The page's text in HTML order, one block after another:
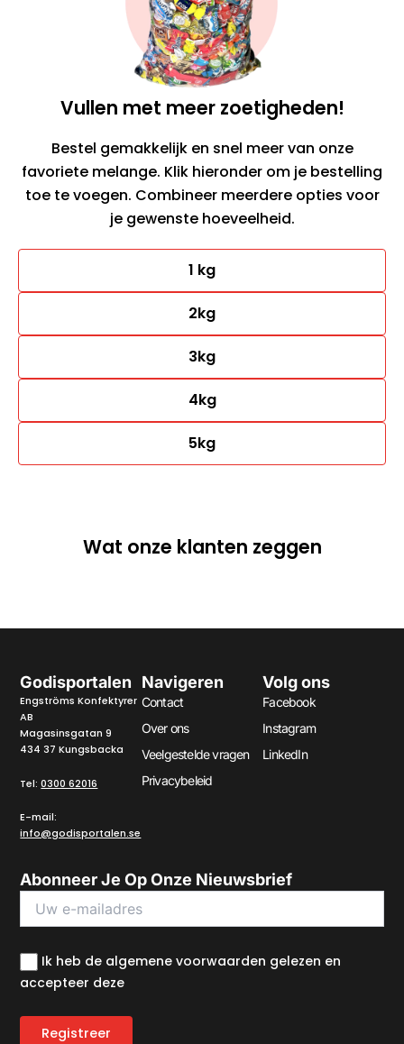
Vullen met meer zoetigheden!
Bestel gemakkelijk en snel meer van onze
favoriete melange. Klik hieronder om je bestelling
toe te voegen. Combineer meerdere opties voor
je gewenste hoeveelheid.
1 kg
2kg
3kg
4kg
5kg
Wat onze klanten zeggen
Godisportalen
Engströms Konfektyrer
AB
Magasinsgatan 9
434 37 Kungsbacka
Tel:0300 62016
E-mail:
info@godisportalen.se
Navigeren
Contact
Over ons
Veelgestelde vragen
Privacybeleid
Volg ons
Facebook
Instagram
LinkedIn
Abonneer Je Op Onze Nieuwsbrief
Ik heb de algemene voorwaarden gelezen en
accepteer deze